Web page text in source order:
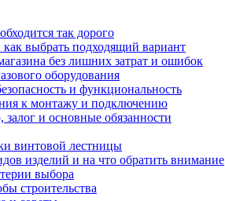
так дорого
выбрать подходящий вариант
без лишних затрат и ошибок
оборудования
и функциональность
к монтажу и подключению
и основные обязанности
винтовой лестницы
изделий и на что обратить внимание
выбора
строительства